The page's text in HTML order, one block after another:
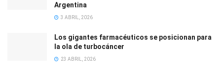
Argentina
3 ABRIL, 2026
Los gigantes farmacéuticos se posicionan para
la ola de turbocáncer
23 ABRIL, 2026